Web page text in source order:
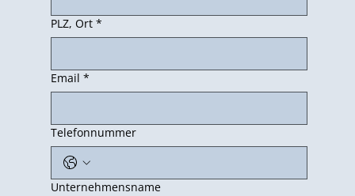
PLZ, Ort *
Email *
Telefonnummer
Unternehmensname